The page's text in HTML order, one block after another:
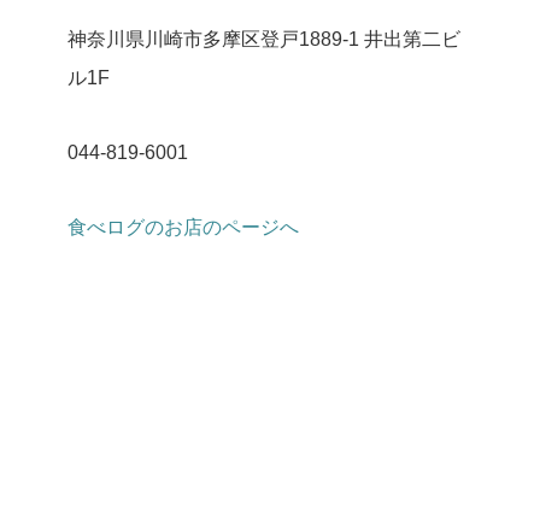
神奈川県川崎市多摩区登戸1889-1 井出第二ビ
ル1F
044-819-6001
食べログのお店のページへ